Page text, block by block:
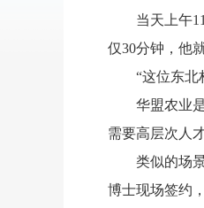
当天上午
仅30分钟，他
“这位东北
华盟农业
需要高层次人
类似的场
博士现场签约